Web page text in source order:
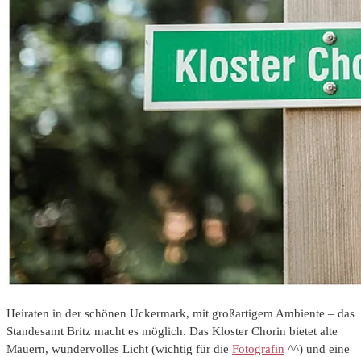
Heiraten in der schönen Uckermark, mit großartigem Ambiente – das
Standesamt Britz macht es möglich. Das Kloster Chorin bietet alte
Mauern, wundervolles Licht (wichtig für die Fotografin ^^) und eine